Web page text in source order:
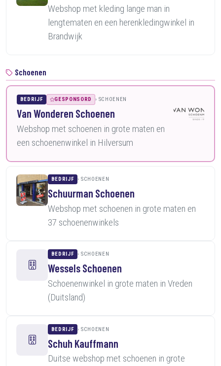
Webshop met kleding lange man in
lengtematen en een herenkledingwinkel in
Brandwijk
Schoenen
BEDRIJF GESPONSORD SCHOENEN
Van Wonderen Schoenen
Webshop met schoenen in grote maten en
een schoenenwinkel in Hilversum
BEDRIJF SCHOENEN
Schuurman Schoenen
Webshop met schoenen in grote maten en
37 schoenenwinkels
BEDRIJF SCHOENEN
Wessels Schoenen
Schoenenwinkel in grote maten in Vreden
(Duitsland)
BEDRIJF SCHOENEN
Schuh Kauffmann
Duitse webshop met schoenen in grote